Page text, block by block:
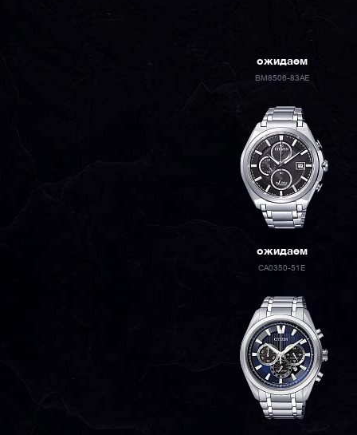
ожидаем
BM8506-83AE
ожидаем
CA0350-51E